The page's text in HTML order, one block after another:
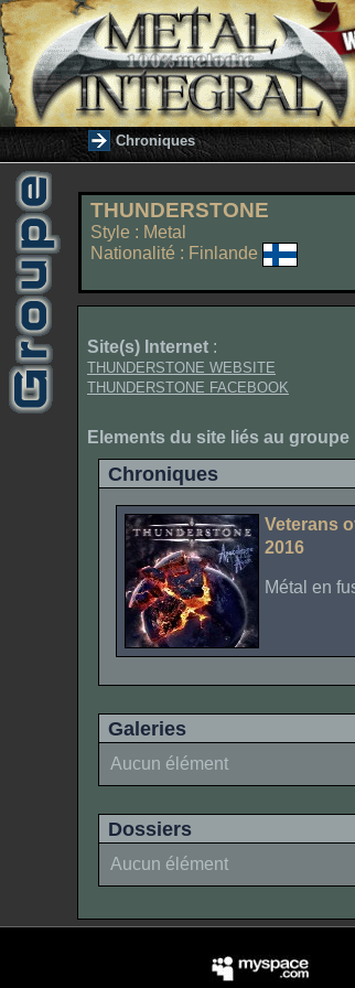
Chroniques
THUNDERSTONE
Style : Metal
Nationalité : Finlande
Site(s) Internet :
THUNDERSTONE WEBSITE
THUNDERSTONE FACEBOOK
Elements du site liés au groupe
Chroniques
Veterans
2016
Métal en
Galeries
Aucun élément
Dossiers
Aucun élément